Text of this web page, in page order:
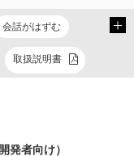
会話がはずむ
取扱説明書
発者向け）